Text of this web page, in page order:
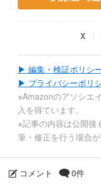
X
▶ 編集・検証ポリシ
▶ プライバシーポリ
※Amazonのアソシエ
入を得ています。
※記事の内容は公開後
筆・修正を行う場合が
コメント
0件